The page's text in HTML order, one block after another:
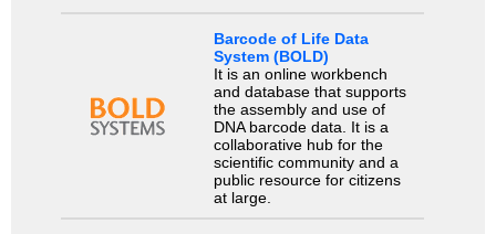
Barcode of Life Data
System (BOLD)
It is an online workbench
and database that supports
the assembly and use of
DNA barcode data. It is a
collaborative hub for the
scientific community and a
public resource for citizens
at large.